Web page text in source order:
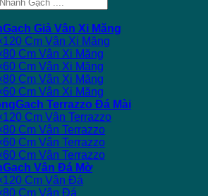
Gạch Giả Vân Xi Măng
Cm Vân Xi Măng
Cm Vân Xi Măng
Cm Vân Xi Măng
Cm Vân Xi Măng
Cm Vân Xi Măng
Gạch Terrazzo Đá Mài
Cm Vân Terrazzo
Cm Vân Terrazzo
Cm Vân Terrazzo
Cm Vân Terrazzo
Gạch Vân Đá Mờ
Cm Vân Đá
Cm Vân Đá